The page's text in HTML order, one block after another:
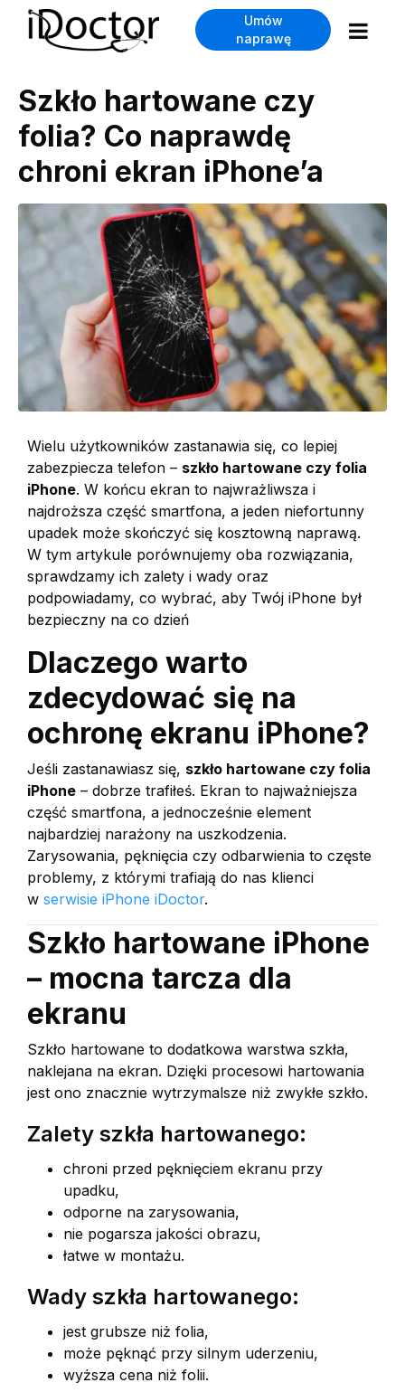
Umów
naprawę
Szkło hartowane czy
folia? Co naprawdę
chroni ekran iPhone’a
Wielu użytkowników zastanawia się, co lepiej
zabezpiecza telefon – szkło hartowane czy folia
iPhone. W końcu ekran to najwrażliwsza i
najdroższa część smartfona, a jeden niefortunny
upadek może skończyć się kosztowną naprawą.
W tym artykule porównujemy oba rozwiązania,
sprawdzamy ich zalety i wady oraz
podpowiadamy, co wybrać, aby Twój iPhone był
bezpieczny na co dzień
Dlaczego warto
zdecydować się na
ochronę ekranu iPhone?
Jeśli zastanawiasz się, szkło hartowane czy folia
iPhone – dobrze trafiłeś. Ekran to najważniejsza
część smartfona, a jednocześnie element
najbardziej narażony na uszkodzenia.
Zarysowania, pęknięcia czy odbarwienia to częste
problemy, z którymi trafiają do nas klienci
w serwisie iPhone iDoctor.
Szkło hartowane iPhone
– mocna tarcza dla
ekranu
Szkło hartowane to dodatkowa warstwa szkła,
naklejana na ekran. Dzięki procesowi hartowania
jest ono znacznie wytrzymalsze niż zwykłe szkło.
Zalety szkła hartowanego:
chroni przed pęknięciem ekranu przy
upadku,
odporne na zarysowania,
nie pogarsza jakości obrazu,
łatwe w montażu.
Wady szkła hartowanego:
jest grubsze niż folia,
może pęknąć przy silnym uderzeniu,
wyższa cena niż folii.